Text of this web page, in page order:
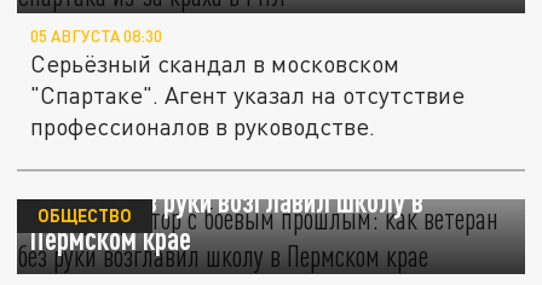
05 АВГУСТА 08:30
Серьёзный скандал в московском
"Спартаке". Агент указал на отсутствие
профессионалов в руководстве.
Кибердиректор с боевым прошлым: как
ветеран без руки возглавил школу в
Пермском крае
ОБЩЕСТВО